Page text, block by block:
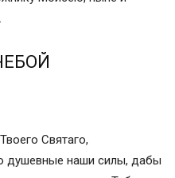
Святаго,
душевные наши силы, дабы